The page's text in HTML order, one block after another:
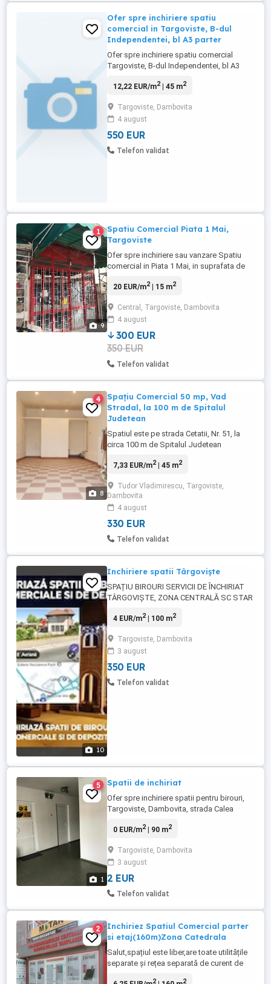
Ofer spre inchiriere spatiu
comercial in Targoviste, B-dul
Independentei, bl A3 parter
Ofer spre inchiriere spatiu comercial
Targoviste, B-dul Independentei, bl A3
Enache. Spatiul are 45mp, racordat la
electrica si gaze- centrala proprie, aer
conditionat,alarma, geamuri si usa
termopan. Pentru informatii suplimentare
12,22 EUR/m2| 45 m2
Targoviste, Dambovita
4 august
550 EUR
Telefon validat
9
1
Spatiu Comercial Piata 1 Mai,
Targoviste
Ofer spre inchiriere sau vanzare Spatiu
comercial in Piata 1 Mai, in suprafata de
sau pentru o eventuala extindere in
5 m adancime, 3 m inaltime. Este o
constructie metalica cu lambriu de lemn
(lacuit) la interior, atat ...
20 EUR/m2| 15 m2
Central, Targoviste, Dambovita
4 august
300 EUR
350 EUR
Telefon validat
8
4
Spațiu Comercial 50 mp, Vad
Stradal, la 100 m de Spitalul
Judetean
Spatiul este pe strada Cetatii, Nr. 51, la
circa 100 m de Spitalul Judetean
singura camera cu o suprafata utila de
sanitar si exista posibilitatea construirii
unui al doilea grup sanitar (cu cheltuiei
mici). In spatiu este ...
7,33 EUR/m2| 45 m2
Tudor Vladimirescu, Targoviste,
Dambovita
4 august
330 EUR
Telefon validat
10
Inchiriere spatii Târgoviște
SPAȚIU BIROURI SERVICII DE ÎNCHIRIAT
TÂRGOVIȘTE, ZONA CENTRALĂ SC STAR
ideal pentru: birouri firmă contabilitate
administrative sediu firmă alte activități
comerciale și profesionale Locație foarte
...
4 EUR/m2| 100 m2
Targoviste, Dambovita
3 august
350 EUR
Telefon validat
1
5 Spatii de inchiriat
Ofer spre inchiriere spatii pentru birouri,
Targoviste, Dambovita, strada Calea
Claudia., suprafata utila: 100, suprafata
0 EUR/m2| 90 m2
Targoviste, Dambovita
3 august
2 EUR
Telefon validat
2
Inchiriez Spatiul Comercial parter
si etaj(160m)Zona Catedrala
Salut,spațiul este liber,are toate utilitățile
separate și rețea separată de curent de
2 2